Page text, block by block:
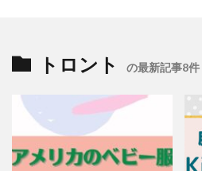
トロント の最新記事8件